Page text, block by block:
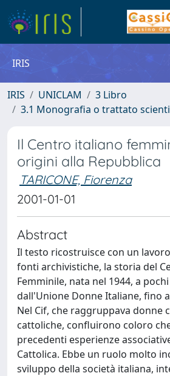
IRIS
IRIS UNICLAM
3 Libro
3.1 Monografia o trattato
Il Centro italiano
origini alla Repubblica
TARICONE, Fiorenza
2001-01-01
Abstract
Il testo ricostruisce con un
fonti archivistiche, la storia del
Femminile, nata nel 1944, a
dall'Unione Donne Italiane, fino
Nel Cif, che raggruppava donne
cattoliche, confluirono coloro
precedenti esperienze
Cattolica. Ebbe un ruolo molto
sviluppo della società italiana,